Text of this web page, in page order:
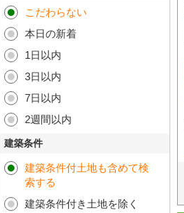
こだわらない
本日の新着
1日以内
3日以内
7日以内
2週間以内
建築条件
建築条件付土地も含めて検
索する
建築条件付き土地を除く